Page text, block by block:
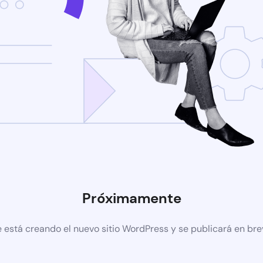
Próximamente
está creando el nuevo sitio WordPress y se publicará en